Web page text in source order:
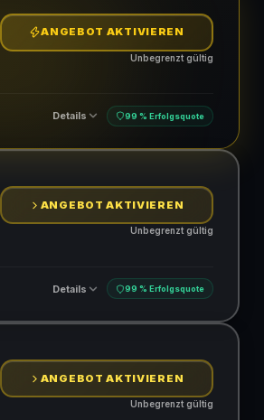
ANGEBOT AKTIVIEREN
Unbegrenzt gültig
Details 99 % Erfolgsquote
ANGEBOT AKTIVIEREN
Unbegrenzt gültig
Details 99 % Erfolgsquote
ANGEBOT AKTIVIEREN
Unbegrenzt gültig